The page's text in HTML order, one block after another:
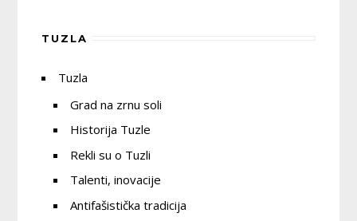
TUZLA
Tuzla
Grad na zrnu soli
Historija Tuzle
Rekli su o Tuzli
Talenti, inovacije
Antifašistička tradicija